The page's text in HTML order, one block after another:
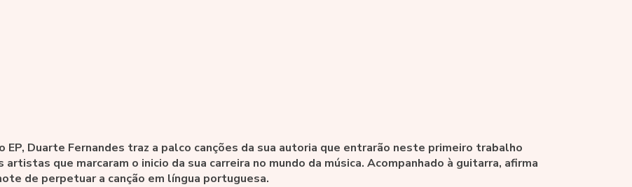
EP, Duarte Fernandes traz a palco canções da sua autoria que entrarão neste primeiro trabalho
que marcaram o inicio da sua carreira no mundo da música. Acompanhado à guitarra, afirma
de perpetuar a canção em língua portuguesa.